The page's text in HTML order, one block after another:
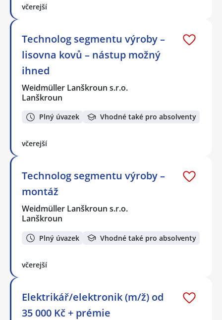
včerejší
Technolog segmentu výroby –
lisovna kovů – nástup možný
ihned
Weidmüller Lanškroun s.r.o.
Lanškroun
Plný úvazek Vhodné také pro absolventy
včerejší
Technolog segmentu výroby –
montáž
Weidmüller Lanškroun s.r.o.
Lanškroun
Plný úvazek Vhodné také pro absolventy
včerejší
Elektrikář/elektronik (m/ž) od
35 000 Kč + prémie